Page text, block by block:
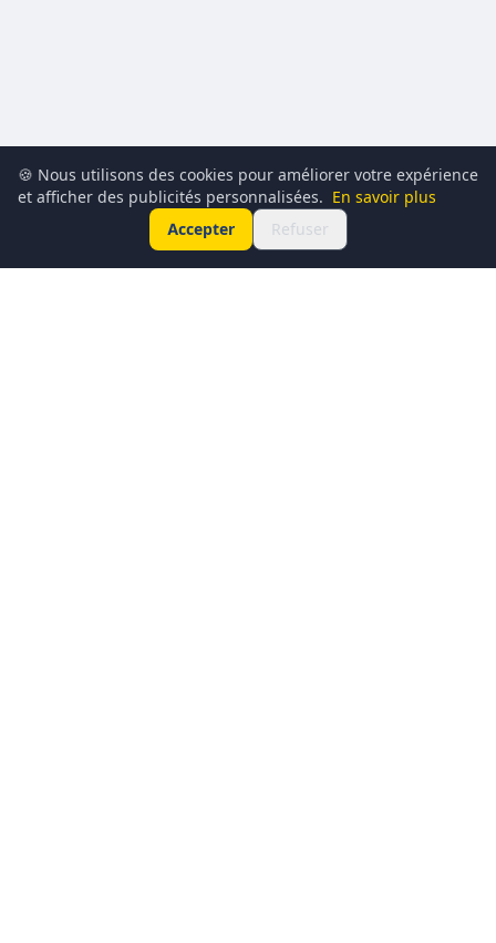
🍪 Nous utilisons des cookies pour améliorer votre expérience
et afficher des publicités personnalisées. En savoir plus
Accepter
Refuser